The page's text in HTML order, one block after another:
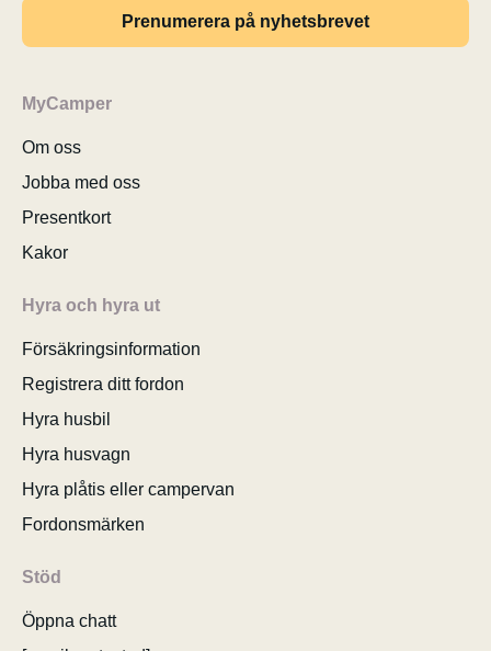
Prenumerera på nyhetsbrevet
MyCamper
Om oss
Jobba med oss
Presentkort
Kakor
Hyra och hyra ut
Försäkringsinformation
Registrera ditt fordon
Hyra husbil
Hyra husvagn
Hyra plåtis eller campervan
Fordonsmärken
Stöd
Öppna chatt